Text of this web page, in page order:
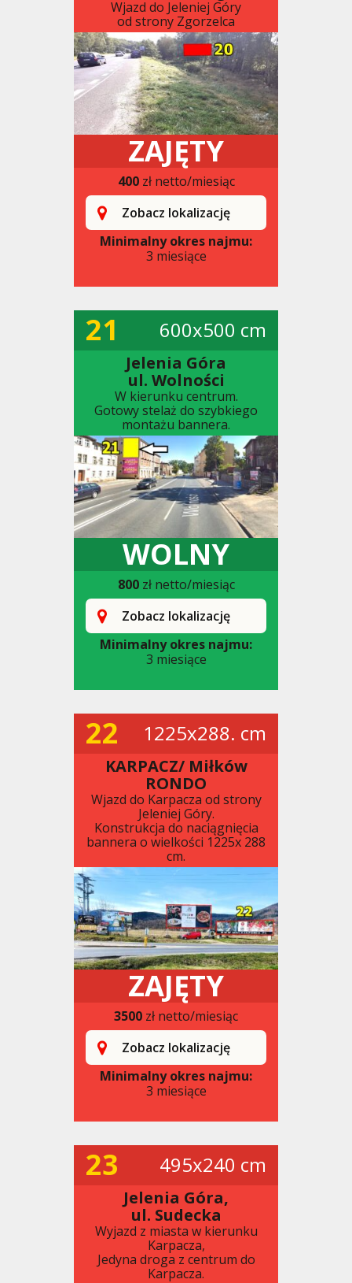
Wjazd do Jeleniej Góry
od strony Zgorzelca
ZAJĘTY
400zł netto/miesiąc
Zobacz lokalizację
Minimalny okres najmu:
3 miesiące
21 600x500 cm
Jelenia Góra
ul. Wolności
W kierunku centrum.
Gotowy stelaż do szybkiego
montażu bannera.
WOLNY
800zł netto/miesiąc
Zobacz lokalizację
Minimalny okres najmu:
3 miesiące
22 1225x288. cm
KARPACZ/ Miłków
RONDO
Wjazd do Karpacza od strony
Jeleniej Góry.
Konstrukcja do naciągnięcia
bannera o wielkości 1225x 288
cm.
ZAJĘTY
3500 zł netto/miesiąc
Zobacz lokalizację
Minimalny okres najmu:
3 miesiące
23 495x240 cm
Jelenia Góra,
ul. Sudecka
Wyjazd z miasta w kierunku
Karpacza,
Jedyna droga z centrum do
Karpacza.